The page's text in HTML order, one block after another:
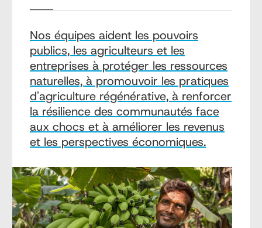
Nos équipes aident les pouvoirs
publics, les agriculteurs et les
entreprises à protéger les ressources
naturelles, à promouvoir les pratiques
d'agriculture régénérative, à renforcer
la résilience des communautés face
aux chocs et à améliorer les revenus
et les perspectives économiques.